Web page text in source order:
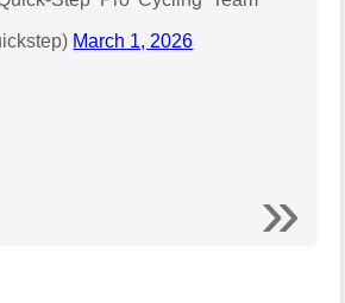
March 1, 2026